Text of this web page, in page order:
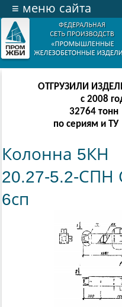
≡ меню сайта
ОТГРУЗИЛИ
с 2008
65532 тонн
по сериям и ТУ
Колонна 5КН
20.27-5.2-СПН
6сп